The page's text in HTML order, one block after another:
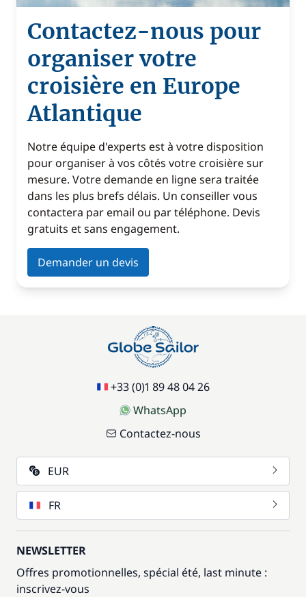
Contactez-nous pour
organiser votre
croisière en Europe
Atlantique
Notre équipe d'experts est à votre disposition
pour organiser à vos côtés votre croisière sur
mesure. Votre demande en ligne sera traitée
dans les plus brefs délais. Un conseiller vous
contactera par email ou par téléphone. Devis
gratuits et sans engagement.
Demander un devis
+33 (0)1 89 48 04 26
WhatsApp
Contactez-nous
EUR
FR
NEWSLETTER
Offres promotionnelles, spécial été, last minute :
inscrivez-vous